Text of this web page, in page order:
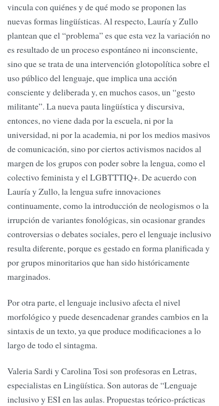
vincula con quiénes y de qué modo se proponen las
nuevas formas lingüísticas. Al respecto, Lauría y Zullo
plantean que el “problema” es que esta vez la variación no
es resultado de un proceso espontáneo ni inconsciente,
sino que se trata de una intervención glotopolítica sobre el
uso público del lenguaje, que implica una acción
consciente y deliberada y, en muchos casos, un “gesto
militante”. La nueva pauta lingüística y discursiva,
entonces, no viene dada por la escuela, ni por la
universidad, ni por la academia, ni por los medios masivos
de comunicación, sino por ciertos activismos nacidos al
margen de los grupos con poder sobre la lengua, como el
colectivo feminista y el LGBTTTIQ+. De acuerdo con
Lauría y Zullo, la lengua sufre innovaciones
continuamente, como la introducción de neologismos o la
irrupción de variantes fonológicas, sin ocasionar grandes
controversias o debates sociales, pero el lenguaje inclusivo
resulta diferente, porque es gestado en forma planificada y
por grupos minoritarios que han sido históricamente
marginados.
Por otra parte, el lenguaje inclusivo afecta el nivel
morfológico y puede desencadenar grandes cambios en la
sintaxis de un texto, ya que produce modificaciones a lo
largo de todo el sintagma.
Valeria Sardi y Carolina Tosi son profesoras en Letras,
especialistas en Lingüística. Son autoras de “Lenguaje
inclusivo y ESI en las aulas. Propuestas teórico-prácticas